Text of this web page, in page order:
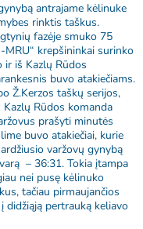
antrajame kėlinuke
rinktis taškus.
fazėje smuko 75
krepšininkai surinko
ir iš Kazlų Rūdos
buvo atakiečiams.
Ž.Kerzos taškų serijos,
Rūdos komanda
prašyti minutės
buvo atakiečiai, kurie
varžovų gynybą
– 36:31. Tokia įtampa
nei pusę kėlinuko
tačiau pirmaujančios
didžiąją pertrauką keliavo